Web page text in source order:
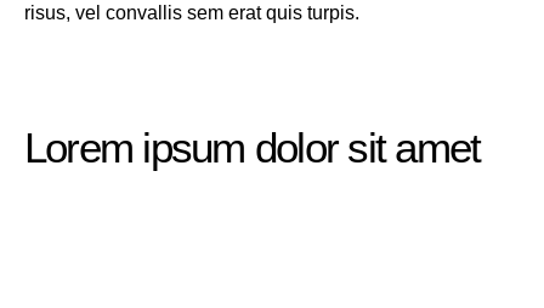
risus, vel convallis sem erat quis turpis.
Lorem ipsum dolor sit amet